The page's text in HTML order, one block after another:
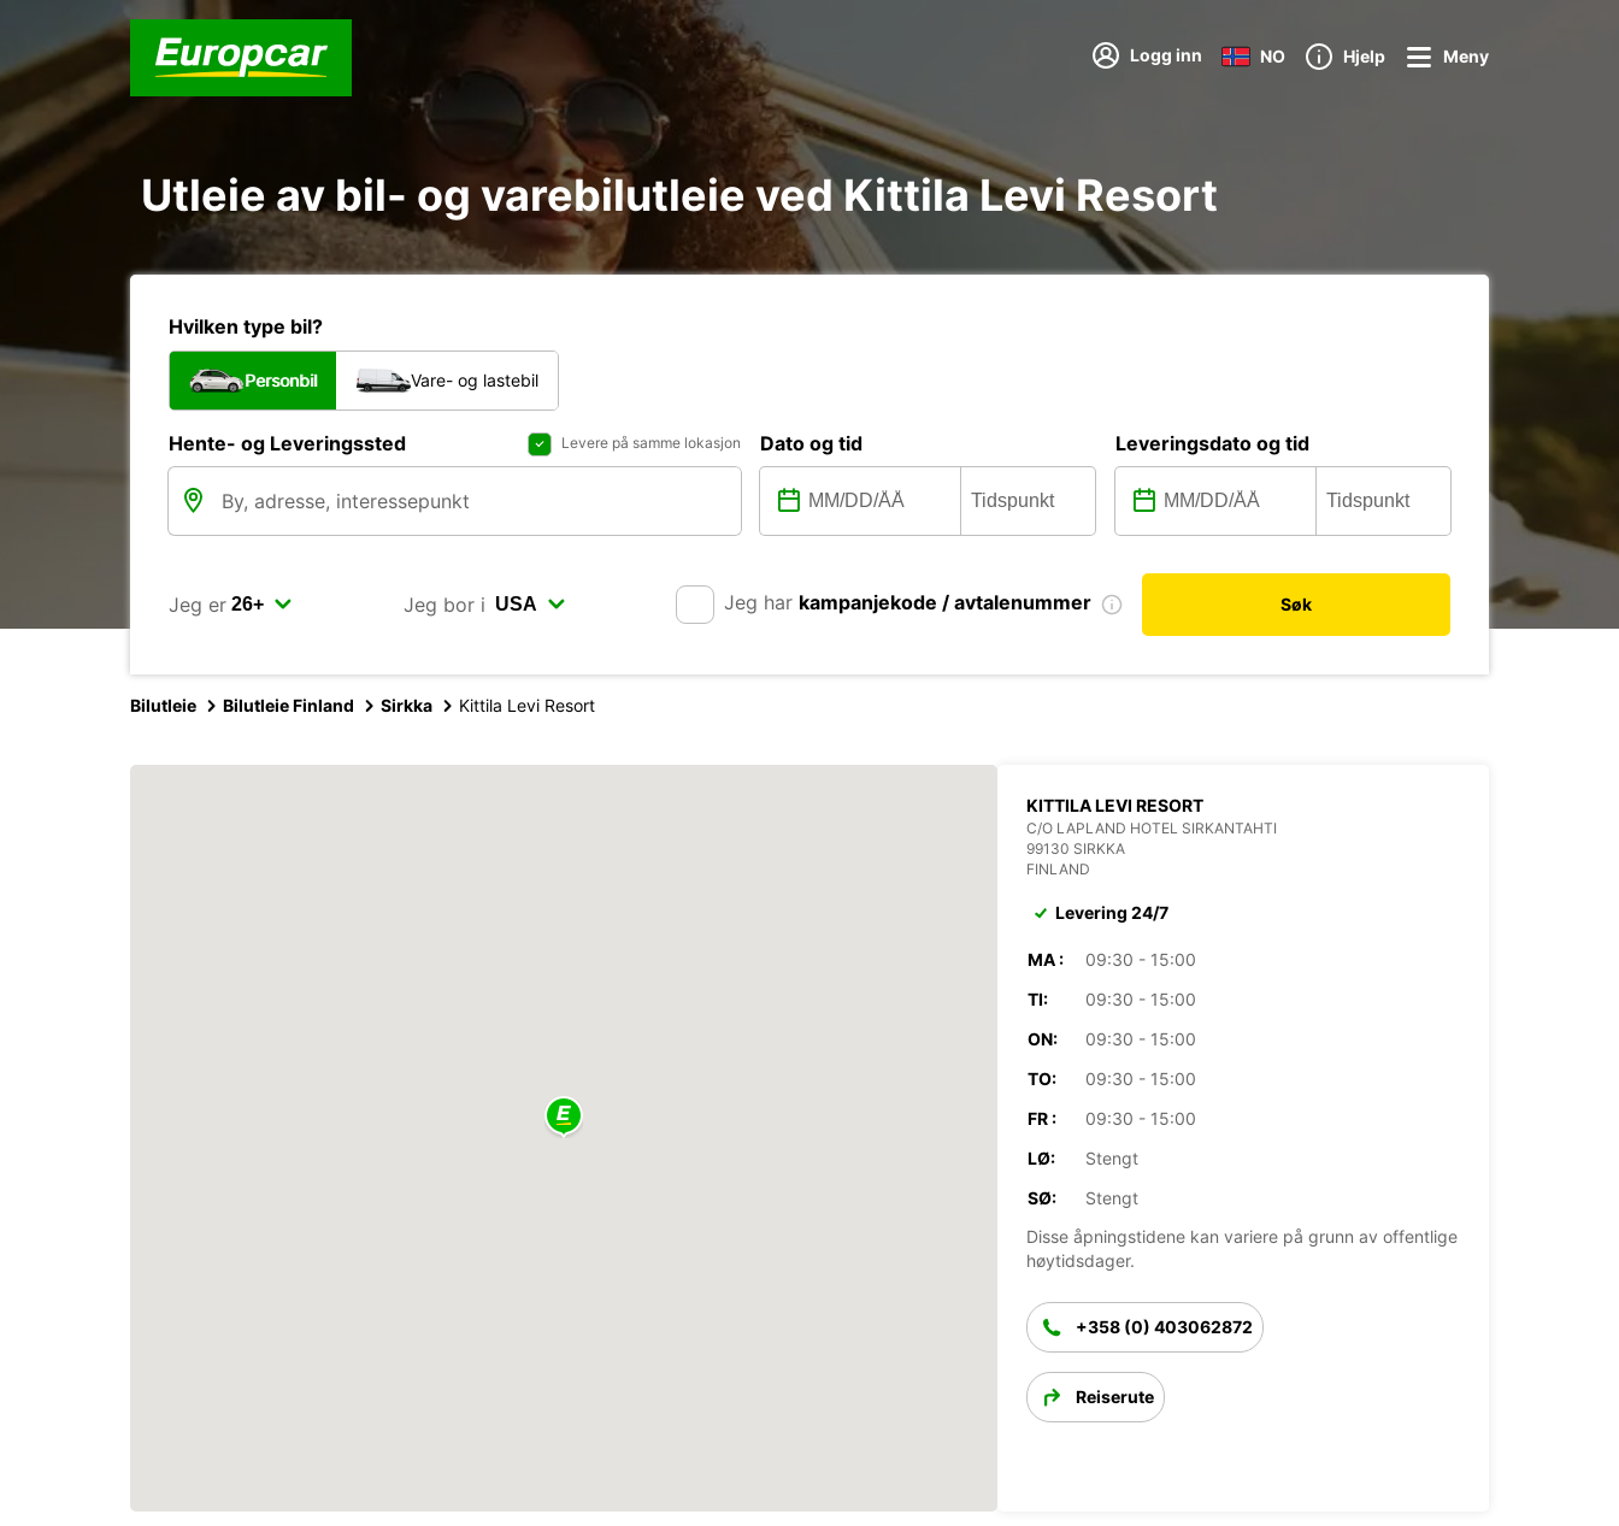
Logg inn NO Hjelp Meny
Utleie av bil- og varebilutleie ved Kittila Levi Resort
Hvilken type bil?
Personbil Vare- og lastebil
Hente- og Leveringssted Levere på samme lokasjon Dato og tid Leveringsdato og tid
Jeg er Jeg bor i Jeg har kampanjekode / avtalenummer Søk
Bilutleie Bilutleie Finland Sirkka Kittila Levi Resort
KITTILA LEVI RESORT
C/O LAPLAND HOTEL SIRKANTAHTI
99130 SIRKKA
FINLAND
Levering 24/7
MA :
09:30 - 15:00
TI:
09:30 - 15:00
ON:
09:30 - 15:00
TO:
09:30 - 15:00
FR :
09:30 - 15:00
LØ:
Stengt
SØ:
Stengt
Disse åpningstidene kan variere på grunn av offentlige
høytidsdager.
+358 (0) 403062872
Reiserute